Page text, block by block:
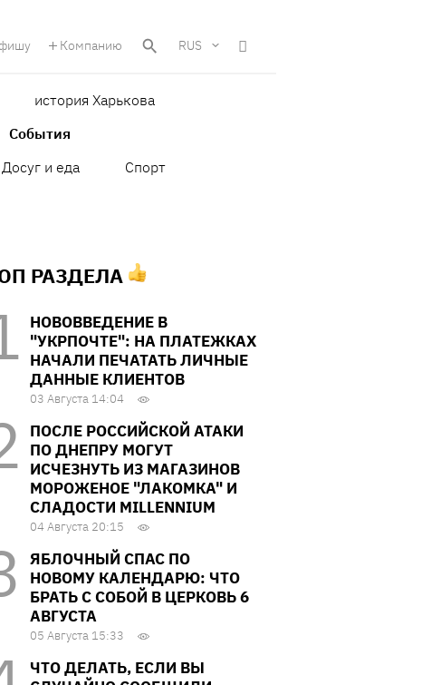
Компанию RUS
история Харькова
События
Досуг и еда
Спорт
РАЗДЕЛА
НОВОВВЕДЕНИЕ В
"УКРПОЧТЕ": НА ПЛАТЕЖКАХ
НАЧАЛИ ПЕЧАТАТЬ ЛИЧНЫЕ
ДАННЫЕ КЛИЕНТОВ
03 Августа 14:04
ПОСЛЕ РОССИЙСКОЙ АТАКИ
ПО ДНЕПРУ МОГУТ
ИСЧЕЗНУТЬ ИЗ МАГАЗИНОВ
МОРОЖЕНОЕ "ЛАКОМКА" И
СЛАДОСТИ MILLENNIUM
04 Августа 20:15
ЯБЛОЧНЫЙ СПАС ПО
НОВОМУ КАЛЕНДАРЮ: ЧТО
БРАТЬ С СОБОЙ В ЦЕРКОВЬ 6
АВГУСТА
05 Августа 15:33
ЧТО ДЕЛАТЬ, ЕСЛИ ВЫ